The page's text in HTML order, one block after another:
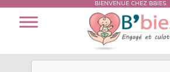
BIENVENUE CHEZ BBIES.